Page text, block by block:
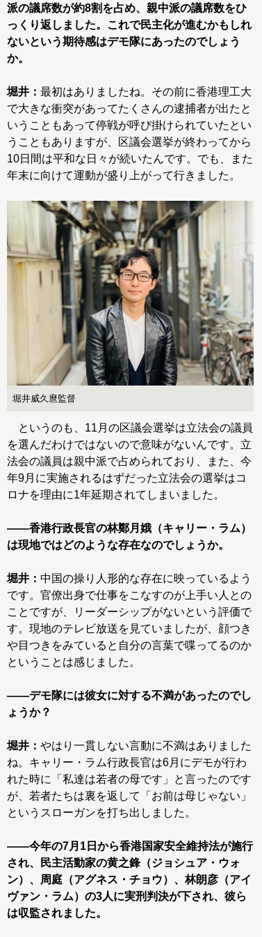
派の議席数が約8割を占め、親中派の議席数をひ
っくり返しました。これで民主化が進むかもしれ
ないという期待感はデモ隊にあったのでしょう
か。
堀井： 最初はありましたね。その前に香港理工大
で大きな衝突があってたくさんの逮捕者が出たと
いうこともあって停戦が呼び掛けられていたとい
うこともありますが、区議会選挙が終わってから
10日間は平和な日々が続いたんです。でも、また
年末に向けて運動が盛り上がって行きました。
堀井威久麿監督
というのも、11月の区議会選挙は立法会の議員
を選んだわけではないので意味がないんです。立
法会の議員は親中派で占められており、また、今
年9月に実施されるはずだった立法会の選挙はコ
ロナを理由に1年延期されてしまいました。
――香港行政長官の林鄭月娥（キャリー・ラム）
は現地ではどのような存在なのでしょうか。
堀井： 中国の操り人形的な存在に映っているよう
です。官僚出身で仕事をこなすのが上手い人との
ことですが、リーダーシップがないという評価で
す。現地のテレビ放送を見ていましたが、顔つき
や目つきをみていると自分の言葉で喋ってるのか
ということは感じました。
――デモ隊には彼女に対する不満があったのでし
ょうか？
堀井： やはり一貫しない言動に不満はありました
ね。キャリー・ラム行政長官は6月にデモが行わ
れた時に「私達は若者の母です」と言ったのです
が、若者たちは裏を返して「お前は母じゃない」
というスローガンを打ち出しました。
――今年の7月1日から香港国家安全維持法が施行
され、民主活動家の黄之鋒（ジョシュア・ウォ
ン）、周庭（アグネス・チョウ）、林朗彦（アイ
ヴァン・ラム）の3人に実刑判決が下され、彼ら
は収監されました。